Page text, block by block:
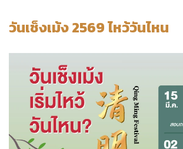
วันเช็งเม้ง 2569 ไหว้วันไหน